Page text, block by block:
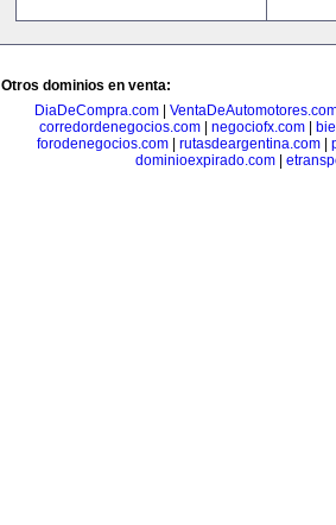
Otros dominios en venta:
DiaDeCompra.com|
corredordenegocios.com
negociofx.com
forodenegocios.com| rutasdeargentina.com|
dominioexpirado.com|